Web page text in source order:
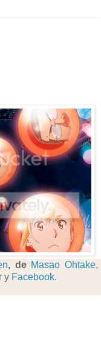
, de Masao Ohtake,
y Facebook.